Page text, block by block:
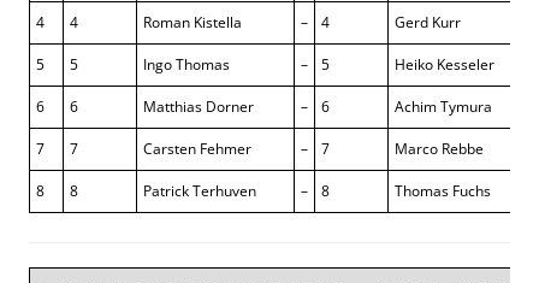
4 4 Roman Kistella – 4 Gerd Kurr
5 5 Ingo Thomas – 5 Heiko Kesseler
6 6 Matthias Dorner – 6 Achim Tymura
7 7 Carsten Fehmer – 7 Marco Rebbe
8 8 Patrick Terhuven – 8 Thomas Fuchs